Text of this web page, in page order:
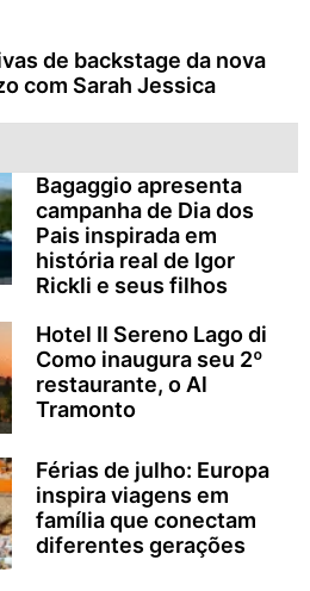
de backstage da nova
com Sarah Jessica
Bagaggio apresenta
campanha de Dia dos
Pais inspirada em
história real de Igor
Rickli e seus filhos
Hotel Il Sereno Lago di
Como inaugura seu 2º
restaurante, o Al
Tramonto
Férias de julho: Europa
inspira viagens em
família que conectam
diferentes gerações